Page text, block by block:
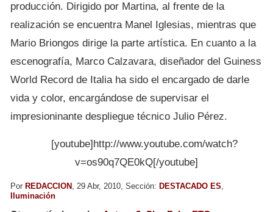
producción. Dirigido por Martina, al frente de la
realización se encuentra Manel Iglesias, mientras que
Mario Briongos dirige la parte artística. En cuanto a la
escenografía, Marco Calzavara, diseñador del Guiness
World Record de Italia ha sido el encargado de darle
vida y color, encargándose de supervisar el
impresioninante despliegue técnico Julio Pérez.
[youtube]http://www.youtube.com/watch?
v=os90q7QE0kQ[/youtube]
Por REDACCION , 29 Abr, 2010, Sección: DESTACADO ES,
Iluminación